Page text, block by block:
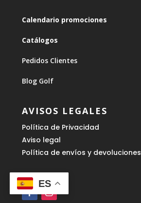
Calendario promociones
Catálogos
Pedidos Clientes
Blog Golf
AVISOS LEGALES
Política de Privacidad
Aviso legal
Política de envíos y devoluciones
ES